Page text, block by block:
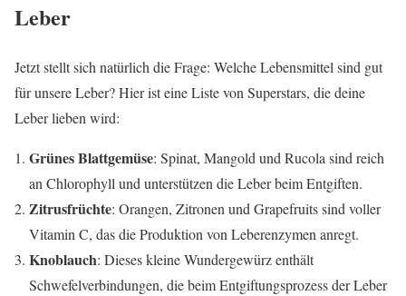
Leber
Jetzt stellt sich natürlich die Frage: Welche Lebensmittel sind gut
für unsere Leber? Hier ist eine Liste von Superstars, die deine
Leber lieben wird:
Grünes Blattgemüse: Spinat, Mangold und Rucola sind reich
an Chlorophyll und unterstützen die Leber beim Entgiften.
Zitrusfrüchte: Orangen, Zitronen und Grapefruits sind voller
Vitamin C, das die Produktion von Leberenzymen anregt.
Knoblauch: Dieses kleine Wundergewürz enthält
Schwefelverbindungen, die beim Entgiftungsprozess der Leber